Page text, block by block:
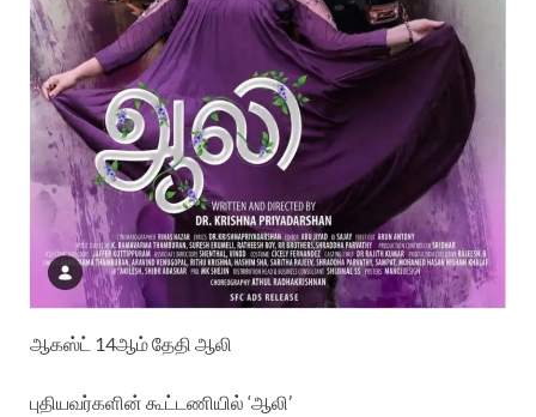
ஆகஸ்ட் 14ஆம் தேதி ஆலி
புதியவர்களின் கூட்டணியில் ‘ஆலி’